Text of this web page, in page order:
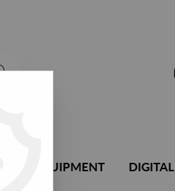
DJ EQUIPMENT DIGITAL